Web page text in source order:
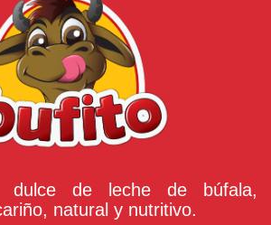
de leche de búfala,
natural y nutritivo.